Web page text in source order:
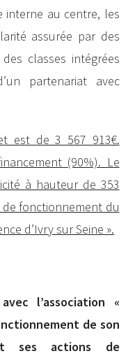
interne au centre, les
assurée par des
classes intégrées
partenariat avec
est de 3 567 913€.
(90%). Le
à hauteur de 353
de fonctionnement du
d’Ivry sur Seine ».
l’association «
de son
ses actions de